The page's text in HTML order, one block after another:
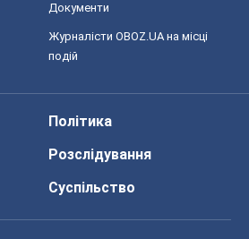
Документи
Журналісти OBOZ.UA на місці
подій
Політика
Розслідування
Суспільство